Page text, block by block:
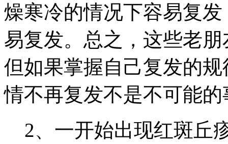
燥寒冷的情况下容易复
易复发。总之，这些老
但如果掌握自己复发的
情不再复发不是不可能
2、一开始出现红斑丘